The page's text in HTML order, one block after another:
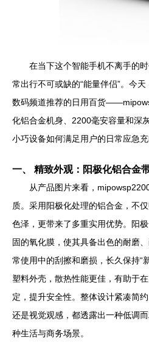
在当下这个智能手机不离手的
常出行不可或缺的“能量伴侣”。今
数码频道推荐的日用百货
化铝合金机身、2200毫安容量和深
小巧设备如何满足用户的日常应急充
一、 精致外观：阳极化铝合金
从产品图片来看，
质。采用阳极化处理的铝合金，不
色泽，更带来了多重实用优势。阳
固的氧化膜，使其具备出色的耐磨
常使用中的刮擦和磨损，长久保持“
塑料外壳，散热性能更佳，有助于
定，提升安全性。整体设计紧凑简
还是视觉观感，都透露出一种低调
种生活与商务场景。